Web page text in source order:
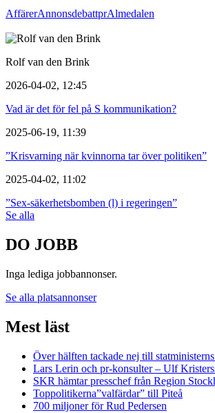
AffärerAnnonsdebattprAlmedalen
Rolf van den Brink
2026-04-02, 12:45
Vad är det för fel på S kommunikation?
2025-06-19, 11:39
”Krisvarning när kvinnorna tar över politiken”
2025-04-02, 11:02
”Sex-säkerhetsbomben (l) i regeringen”
Se alla
DO JOBB
Inga lediga jobbannonser.
Se alla platsannonser
Mest läst
Över hälften tackade nej till
Lars Lerin och pr-konsulter – Ulf
SKR hämtar presschef från Region
Toppolitikerna”valfärdar” till Piteå
700 miljoner för Rud Pedersen